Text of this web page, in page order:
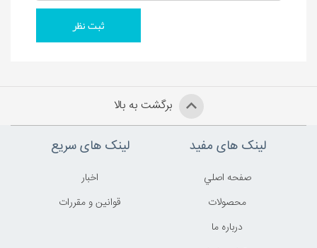
برگشت به بالا
لینک های مفید
صفحه اصلي
محصولات
درباره ما
لینک های سریع
اخبار
قوانين و مقررات